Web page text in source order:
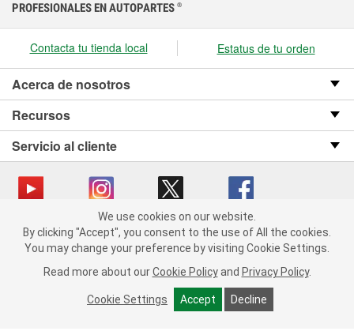
We use cookies on our website. By clicking "Accept", you consent
to the use of All the cookies.
You may change your preference by visiting Cookie Settings.
Read more about our Cookie Policy and Privacy Policy.
Cookie Settings Accept Decline
PROFESIONALES EN AUTOPARTES ®
Contacta tu tienda local Estatus de tu orden
Acerca de nosotros
Recursos
Servicio al cliente
Copyright © 2008-2026 O’Reilly Auto Parts v OST_3.2.0.0.729 (3) cv1361
catalog_main
Política de privacidad
Ley de transparencia en las cadenas de suministro
We use cookies on our website.
By clicking "Accept", you consent to the use of All the cookies.
You may change your preference by visiting Cookie Settings.
Read more about our Cookie Policy and Privacy Policy.
Cookie Settings Accept Decline